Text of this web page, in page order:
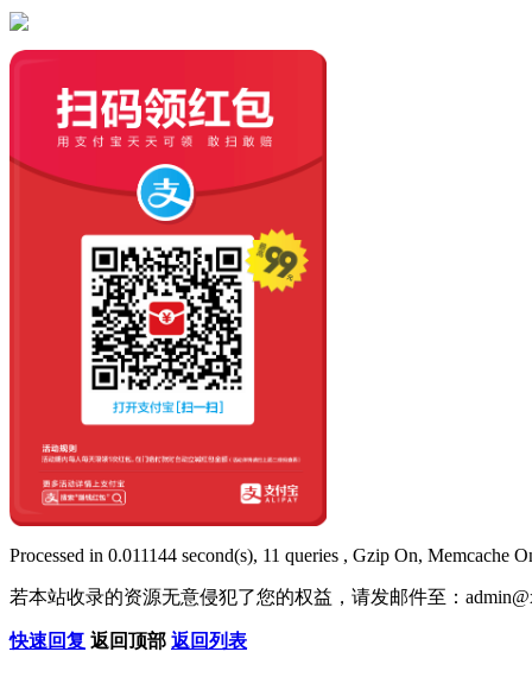
Processed in 0.011144 second(s), 11 queries , Gzip On, Memcache
若本站收录的资源无意侵犯了您的权益，请发邮件至：
快速回复 返回顶部 返回列表